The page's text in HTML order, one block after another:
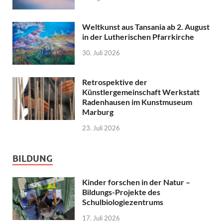
Weltkunst aus Tansania ab 2. August
in der Lutherischen Pfarrkirche
30. Juli 2026
Retrospektive der
Künstlergemeinschaft Werkstatt
Radenhausen im Kunstmuseum
Marburg
23. Juli 2026
BILDUNG
Kinder forschen in der Natur –
Bildungs-Projekte des
Schulbiologiezentrums
17. Juli 2026